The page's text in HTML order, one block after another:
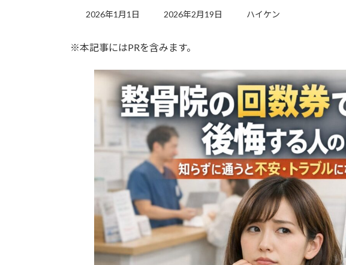
2026年1月1日
最
新
時
:
2026年2月19日 ハイケン
※本記事にはPRを含みます。